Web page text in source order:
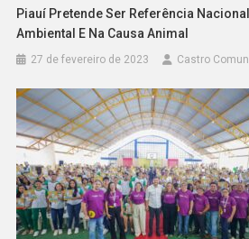
Piauí Pretende Ser Referência
Ambiental E Na Causa Animal
27 de fevereiro de 2023 Castro